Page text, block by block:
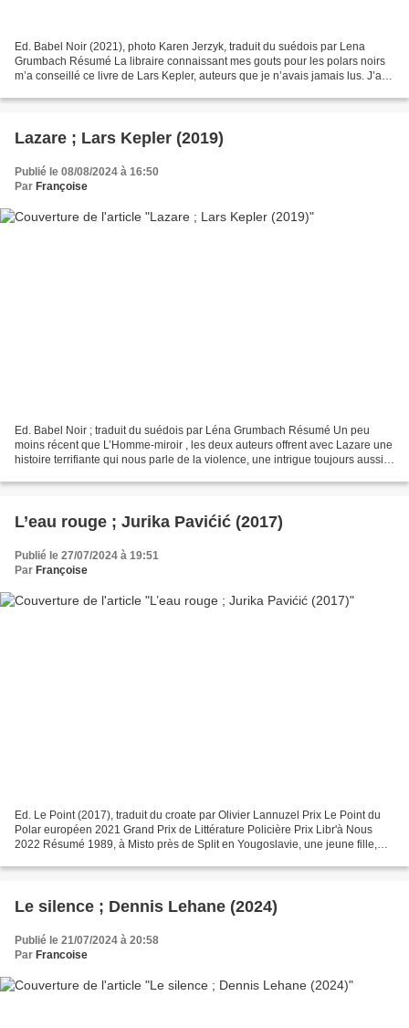
Ed. Babel Noir (2021), photo Karen Jerzyk, traduit du suédois par Lena
Grumbach Résumé La libraire connaissant mes gouts pour les polars noirs
m’a conseillé ce livre de Lars Kepler, auteurs que je n’avais jamais lus. J’ai
Lazare ; Lars Kepler (2019)
Publié le 08/08/2024 à 16:50
Par Françoise
Ed. Babel Noir ; traduit du suédois par Léna Grumbach Résumé Un peu
moins récent que L’Homme-miroir , les deux auteurs offrent avec Lazare une
histoire terrifiante qui nous parle de la violence, une intrigue toujours aussi
L’eau rouge ; Jurika Pavićić (2017)
Publié le 27/07/2024 à 19:51
Par Françoise
Ed. Le Point (2017), traduit du croate par Olivier Lannuzel Prix Le Point du
Polar européen 2021 Grand Prix de Littérature Policière Prix Libr'à Nous
2022 Résumé 1989, à Misto près de Split en Yougoslavie, une jeune fille,
Le silence ; Dennis Lehane (2024)
Publié le 21/07/2024 à 20:58
Par Francoise